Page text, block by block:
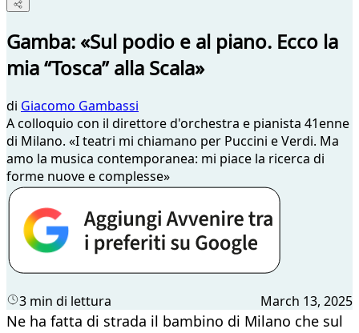
Gamba: «Sul podio e al piano. Ecco la
mia “Tosca” alla Scala»
di Giacomo Gambassi
A colloquio con il direttore d'orchestra e pianista 41enne
di Milano. «I teatri mi chiamano per Puccini e Verdi. Ma
amo la musica contemporanea: mi piace la ricerca di
forme nuove e complesse»
3 min di lettura March 13, 2025
Ne ha fatta di strada il bambino di Milano che sul